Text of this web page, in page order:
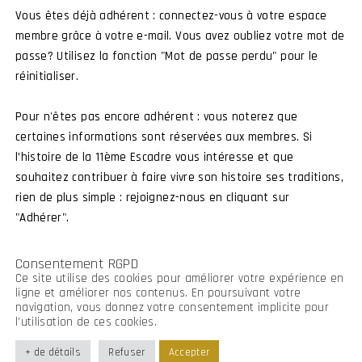
© Amicale 11 ·Politique de confidentialité·Mentions
Imaginé par Frenchify
Vous êtes déjà adhérent : connectez-vous à votre espace
membre grâce à votre e-mail. Vous avez oubliez votre mot de
passe? Utilisez la fonction "Mot de passe perdu" pour le
réinitialiser.
Pour n'êtes pas encore adhérent : vous noterez que
certaines informations sont réservées aux membres. Si
l’histoire de la 11ème Escadre vous intéresse et que
souhaitez contribuer à faire vivre son histoire ses traditions,
rien de plus simple : rejoignez-nous en cliquant sur
"Adhérer".
Consentement RGPD
Ce site utilise des cookies pour améliorer votre expérience en
ligne et améliorer nos contenus. En poursuivant votre
navigation, vous donnez votre consentement implicite pour
l’utilisation de ces cookies.
+ de détails Refuser Accepter